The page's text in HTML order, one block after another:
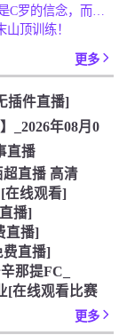
顶训练！
更多
插件直播]
_2026年08月0
直播
超直播 高清
在线观看]
播]
直播]
费直播]
那提FC_
[在线观看比赛
更多